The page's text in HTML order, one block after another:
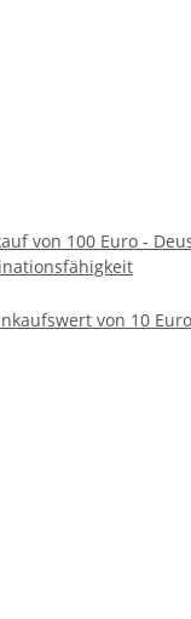
von 100 Euro -